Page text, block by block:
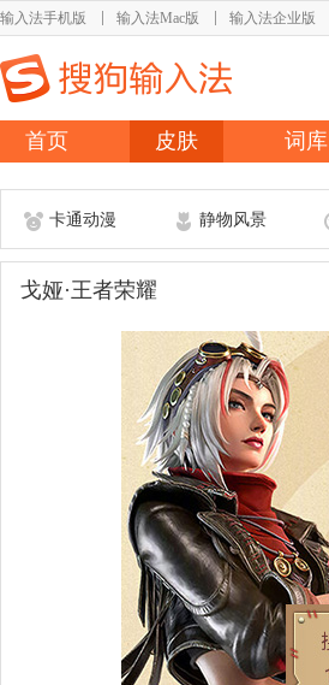
输入法手机版 输入法Mac版 输入法企业版
首页 皮肤 词库
卡通动漫 静物风景
戈娅·王者荣耀